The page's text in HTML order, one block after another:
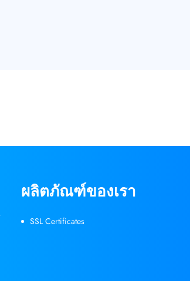
ผลิตภัณฑ์ของเรา
SSL Certificates